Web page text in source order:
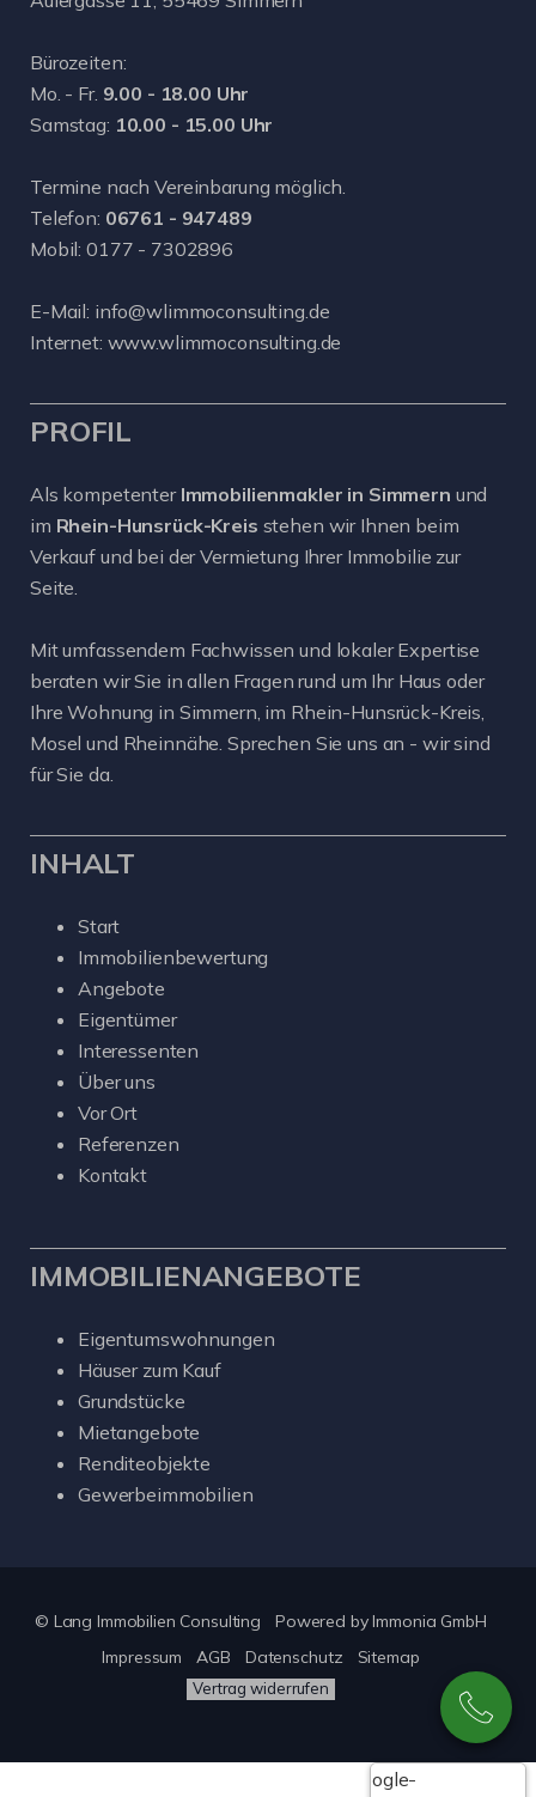
Bürozeiten:
Mo. - Fr. 9.00 - 18.00 Uhr
Samstag: 10.00 - 15.00 Uhr
Termine nach Vereinbarung möglich.
Telefon: 06761 - 947489
Mobil: 0177 - 7302896
E-Mail: info@wlimmoconsulting.de
Internet: www.wlimmoconsulting.de
PROFIL
Als kompetenter Immobilienmakler in Simmern und
im Rhein-Hunsrück-Kreis stehen wir Ihnen beim
Verkauf und bei der Vermietung Ihrer Immobilie zur
Seite.
Mit umfassendem Fachwissen und lokaler Expertise
beraten wir Sie in allen Fragen rund um Ihr Haus oder
Ihre Wohnung in Simmern, im Rhein-Hunsrück-Kreis,
Mosel und Rheinnähe. Sprechen Sie uns an - wir sind
für Sie da.
INHALT
Start
Immobilienbewertung
Angebote
Eigentümer
Interessenten
Über uns
Vor Ort
Referenzen
Kontakt
IMMOBILIENANGEBOTE
Eigentumswohnungen
Häuser zum Kauf
Grundstücke
Mietangebote
Renditeobjekte
Gewerbeimmobilien
© Lang Immobilien Consulting Powered byImmonia GmbH
Impressum
AGB Datenschutz Sitemap
Vertrag widerrufen
Google-